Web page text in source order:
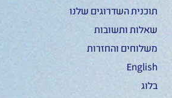
תוכנית השדרוגים שלנו
שאלות ותשובות
משלוחים והחזרות
English
בלוג